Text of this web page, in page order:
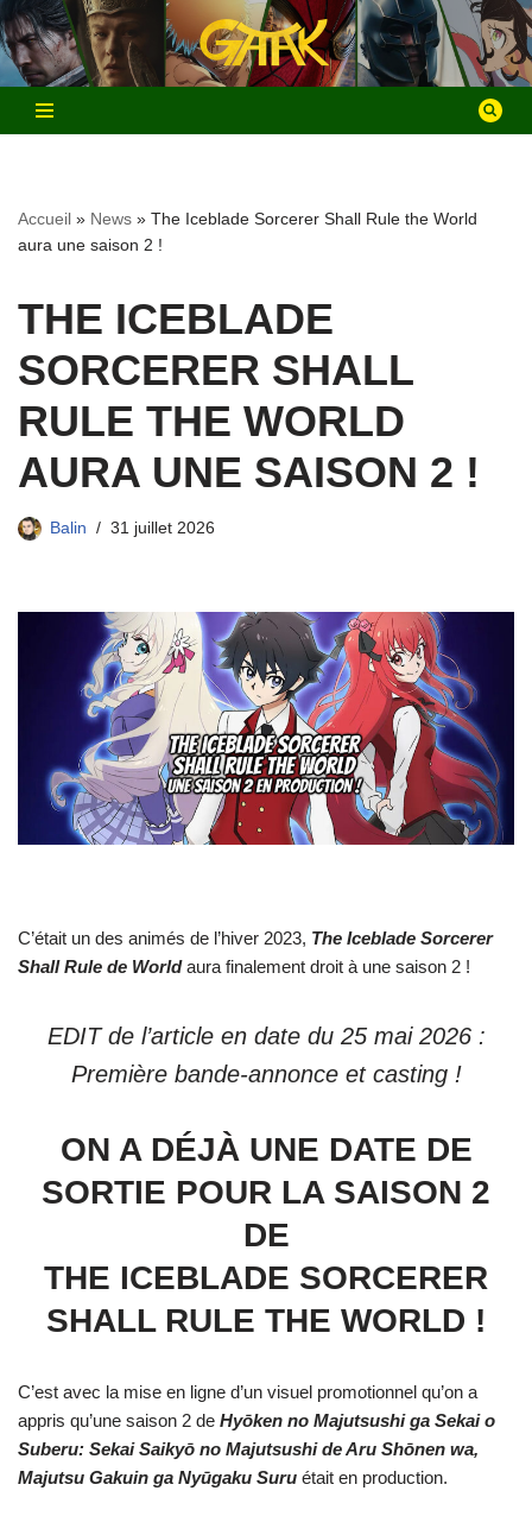
Aller
au
contenu
Accueil » News » The Iceblade Sorcerer Shall Rule the World
aura une saison 2 !
THE ICEBLADE
SORCERER SHALL
RULE THE WORLD
AURA UNE SAISON 2 !
Balin 31 juillet 2026
C’était un des animés de l’hiver 2023, The Iceblade Sorcerer
Shall Rule de Worldaura finalement droit à une saison 2 !
EDIT de l’article en date du 25 mai 2026 :
Première bande-annonce et casting !
ON A DÉJÀ UNE DATE DE
SORTIE POUR LA SAISON 2
DE
THE ICEBLADE SORCERER
SHALL RULE THE WORLD !
C’est avec la mise en ligne d’un visuel promotionnel qu’on a
appris qu’une saison 2 de Hyōken no Majutsushi ga Sekai o
Suberu: Sekai Saikyō no Majutsushi de Aru Shōnen wa,
Majutsu Gakuin ga Nyūgaku Suru était en production.